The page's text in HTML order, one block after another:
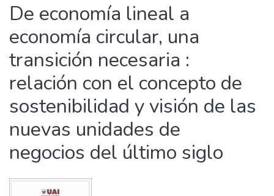
De economía lineal a
economía circular, una
transición necesaria :
relación con el concepto de
sostenibilidad y visión de las
nuevas unidades de
negocios del último siglo